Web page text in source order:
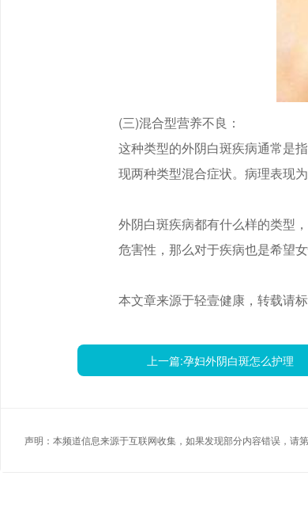
(三)混合型营养不良：
这种类型的外阴白斑疾病通常是
现两种类型混合症状。病理表现
外阴白斑疾病都有什么样的类型
危害性，那么对于疾病也是希望
本文章来源于轻壹健康，转载请标
上一篇:孕妇外阴白斑怎么护理
声明：本频道信息来源于互联网收集，如果发现部分内容错误，请第